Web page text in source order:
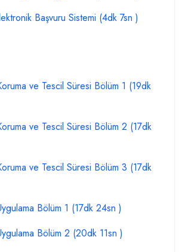
Başvuru Sistemi (4dk 7sn )
ve Tescil Süresi Bölüm 1 (19dk
ve Tescil Süresi Bölüm 2 (17dk
ve Tescil Süresi Bölüm 3 (17dk
Bölüm 1 (17dk 24sn )
Bölüm 2 (20dk 11sn )